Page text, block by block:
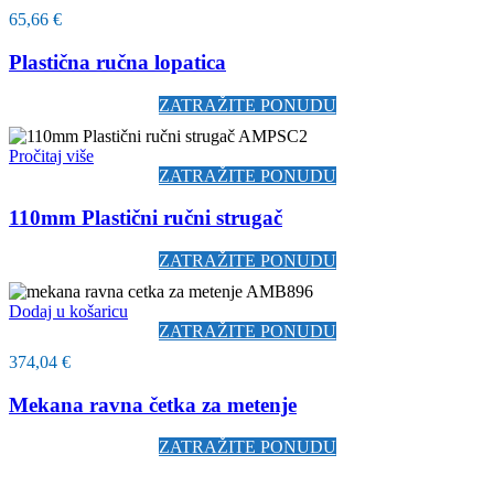
65,66 €
Plastična ručna lopatica
ZATRAŽITE PONUDU
Pročitaj više
ZATRAŽITE PONUDU
110mm Plastični ručni strugač
ZATRAŽITE PONUDU
Dodaj u košaricu
ZATRAŽITE PONUDU
374,04 €
Mekana ravna četka za metenje
ZATRAŽITE PONUDU